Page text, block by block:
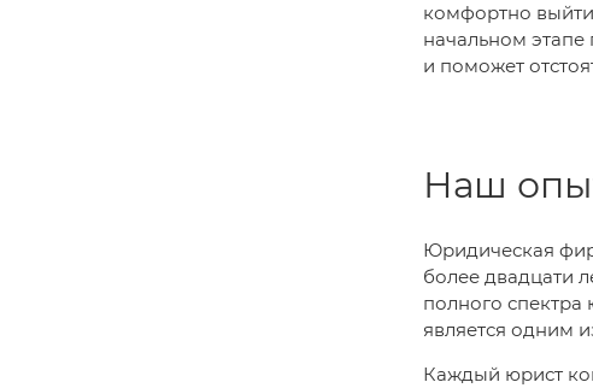
комфортно
начальном
и поможет
Наш
Юридическая
более двадцати
полного
является одним
Каждый юрист